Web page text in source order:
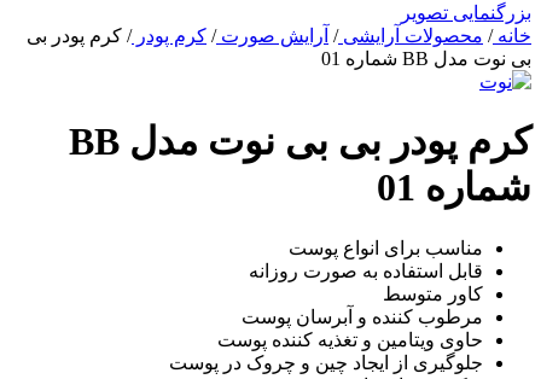
بزرگنمایی تصویر
خانه/ محصولات آرایشی/ آرایش صورت/ کرم پودر/ کرم پودر بی
بی نوت مدل BB شماره 01
کرم پودر بی بی نوت مدل BB
شماره 01
مناسب برای انواع پوست
قابل استفاده به صورت روزانه
کاور متوسط
مرطوب کننده و آبرسان پوست
حاوی ویتامین و تغذیه کننده پوست
جلوگیری از ایجاد چین و چروک در پوست